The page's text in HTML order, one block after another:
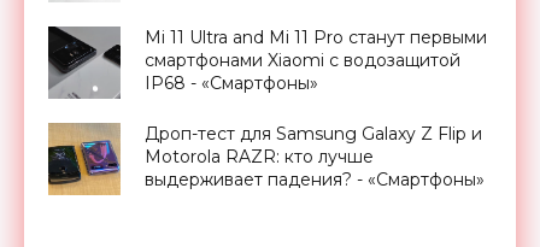
Mi 11 Ultra and Mi 11 Pro станут первыми
смартфонами Xiaomi с водозащитой
IP68 - «Смартфоны»
Дроп-тест для Samsung Galaxy Z Flip и
Motorola RAZR: кто лучше
выдерживает падения? - «Смартфоны»